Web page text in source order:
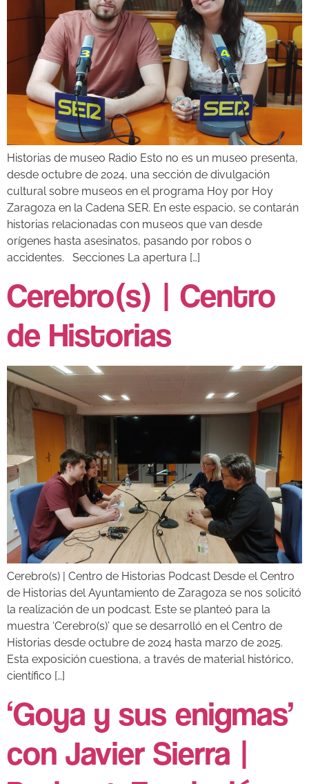
Historias de museo Radio Esto no es un museo presenta,
desde octubre de 2024, una sección de divulgación
cultural sobre museos en el programa Hoy por Hoy
Zaragoza en la Cadena SER. En este espacio, se contarán
historias relacionadas con museos que van desde
orígenes hasta asesinatos, pasando por robos o
accidentes. Secciones La apertura […]
Cerebro(s) | Centro
de Historias
Cerebro(s) | Centro de Historias Podcast Desde el Centro
de Historias del Ayuntamiento de Zaragoza se nos solicitó
la realización de un podcast. Este se planteó para la
muestra ‘Cerebro(s)’ que se desarrolló en el Centro de
Historias desde octubre de 2024 hasta marzo de 2025.
Esta exposición cuestiona, a través de material histórico,
científico […]
‘Goya y sus enigmas’
con Javier Sierra |